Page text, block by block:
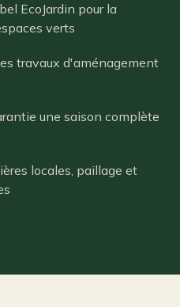
EcoJardin pour la
verts
travaux d'aménagement
une saison complète
locales, paillage et